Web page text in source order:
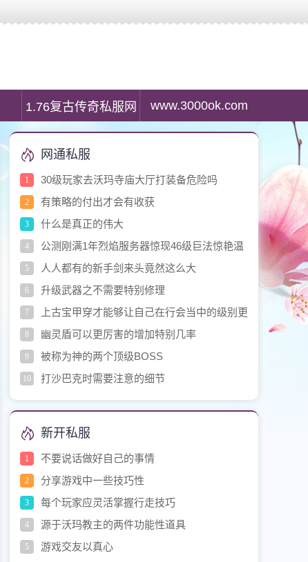
1.76复古传奇私服网 www.3000ok.com
网通私服
1 30级玩家去沃玛寺庙大厅打装备危险吗
2 有策略的付出才会有收获
3 什么是真正的伟大
4
公测刚满1年烈焰服务器惊现46级巨法惊艳温
柔
5 人人都有的新手剑来头竟然这么大
6 升级武器之不需要特别修理
7
上古宝甲穿才能够让自己在行会当中的级别更
高的玛法高阶铠甲故事
8 幽灵盾可以更厉害的增加特别几率
9 被称为神的两个顶级BOSS
10 打沙巴克时需要注意的细节
新开私服
1 不要说话做好自己的事情
2 分享游戏中一些技巧性
3 每个玩家应灵活掌握行走技巧
4 源于沃玛教主的两件功能性道具
5 游戏交友以真心